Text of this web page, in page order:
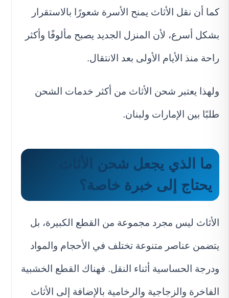
كما أن نقل الأثاث يمنح الأسرة شعورًا بالاستقرار
بشكل أسرع، لأن المنزل الجديد يصبح مألوفًا وأكثر
راحة منذ الأيام الأولى بعد الانتقال.
ولهذا يعتبر شحن الأثاث من أكثر خدمات الشحن
طلبًا بين الإمارات ولبنان.
ما الذي يجعل شحن الأثاث
يحتاج إلى خبرة خاصة؟
الأثاث ليس مجرد مجموعة من القطع الكبيرة، بل
يتضمن عناصر متنوعة تختلف في الأحجام والمواد
ودرجة الحساسية أثناء النقل. فهناك القطع الخشبية
الفاخرة والزجاجية والرخامية بالإضافة إلى الأثاث